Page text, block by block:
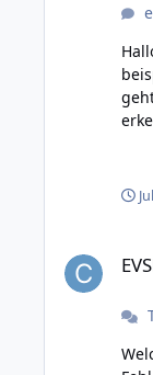
Hallo zusammen, ich habe das
Welche